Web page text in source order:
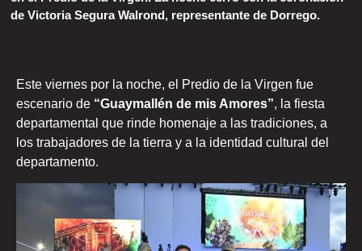
de Victoria Segura Walrond, representante de Dorrego.
Este viernes por la noche, el Predio de la Virgen fue
escenario de “Guaymallén de mis Amores”, la fiesta
departamental que rinde homenaje a las tradiciones, a
los trabajadores de la tierra y a la identidad cultural del
departamento.